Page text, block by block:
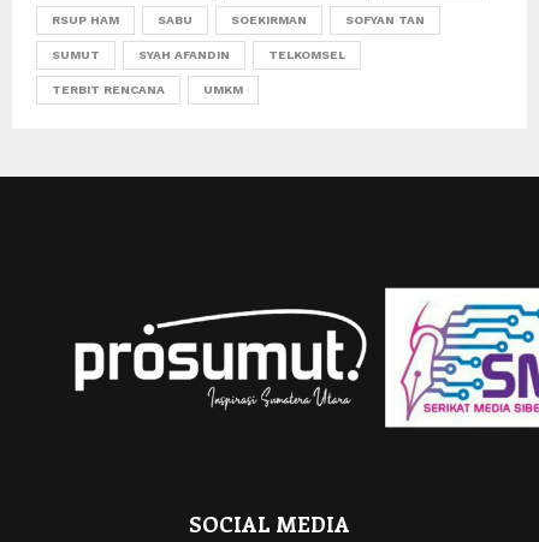
RSUP HAM SABU SOEKIRMAN SOFYAN TAN
SUMUT SYAH AFANDIN TELKOMSEL
TERBIT RENCANA UMKM
SOCIAL MEDIA